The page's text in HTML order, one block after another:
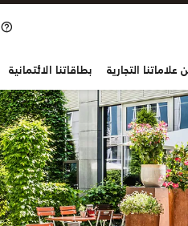
التجارية بطاقاتنا الائتمانية